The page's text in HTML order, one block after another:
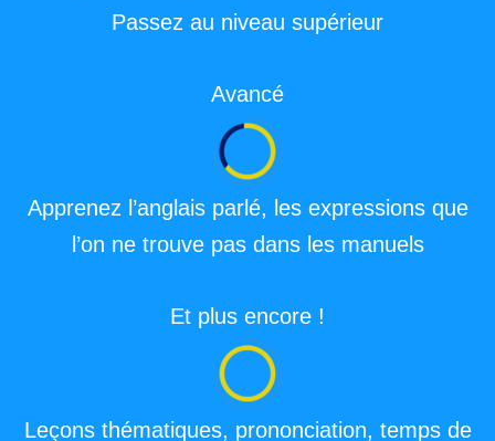
Passez au niveau supérieur
Avancé
Apprenez l’anglais parlé, les expressions que
l’on ne trouve pas dans les manuels
Et plus encore !
Leçons thématiques, prononciation, temps de